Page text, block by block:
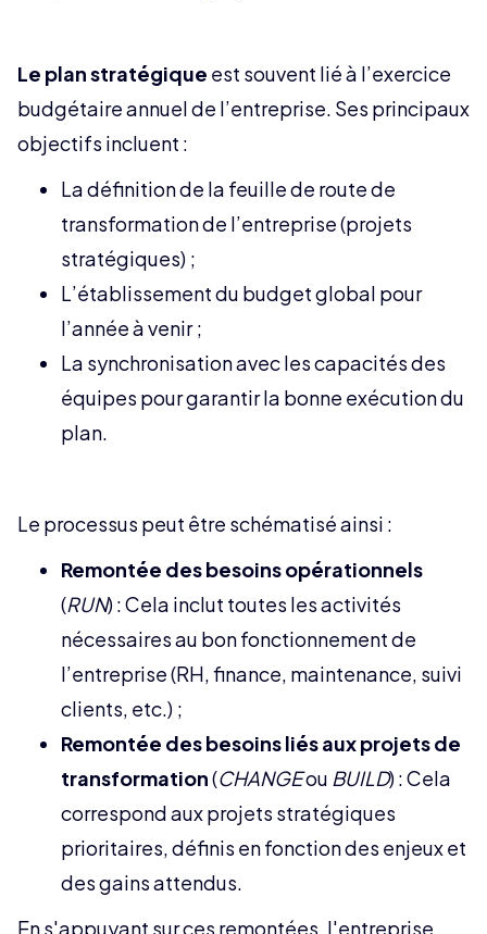
Le plan stratégique est souvent lié à l’exercice
budgétaire annuel de l’entreprise. Ses principaux
objectifs incluent :
La définition de la feuille de route de
transformation de l’entreprise (projets
stratégiques) ;
L’établissement du budget global pour
l’année à venir ;
La synchronisation avec les capacités des
équipes pour garantir la bonne exécution du
plan.
Le processus peut être schématisé ainsi :
Remontée des besoins opérationnels
(RUN) : Cela inclut toutes les activités
nécessaires au bon fonctionnement de
l’entreprise (RH, finance, maintenance, suivi
clients, etc.) ;
Remontée des besoins liés aux projets de
transformation(CHANGEou BUILD) : Cela
correspond aux projets stratégiques
prioritaires, définis en fonction des enjeux et
des gains attendus.
En s'appuyant sur ces remontées, l'entreprise